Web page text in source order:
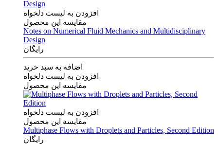
افزودن به لیست دلخواه
مقایسه این محصول
Notes on Numerical Fluid Mechanics and Multidisciplinary
Design
رایگان
اضافه به سبد خرید
افزودن به لیست دلخواه
مقایسه این محصول
افزودن به لیست دلخواه
مقایسه این محصول
Multiphase Flows with Droplets and Particles, Second Edition
رایگان